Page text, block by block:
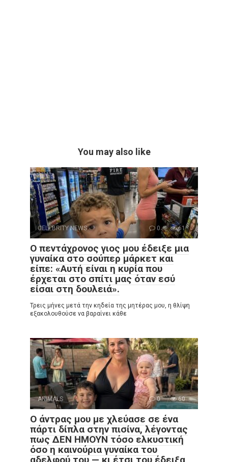
You may also like
CELEBRITY NEWS 0 61
Ο πεντάχρονος γιος μου έδειξε μια
γυναίκα στο σούπερ μάρκετ και
είπε: «Αυτή είναι η κυρία που
έρχεται στο σπίτι μας όταν εσύ
είσαι στη δουλειά».
Τρεις μήνες μετά την κηδεία της μητέρας μου, η θλίψη
εξακολουθούσε να βαραίνει κάθε
ANIMALS 0 60
Ο άντρας μου με χλεύασε σε ένα
πάρτι δίπλα στην πισίνα, λέγοντας
πως ΔΕΝ ΗΜΟΥΝ τόσο ελκυστική
όσο η καινούρια γυναίκα του
αδελφού του — κι έτσι του έδειξα